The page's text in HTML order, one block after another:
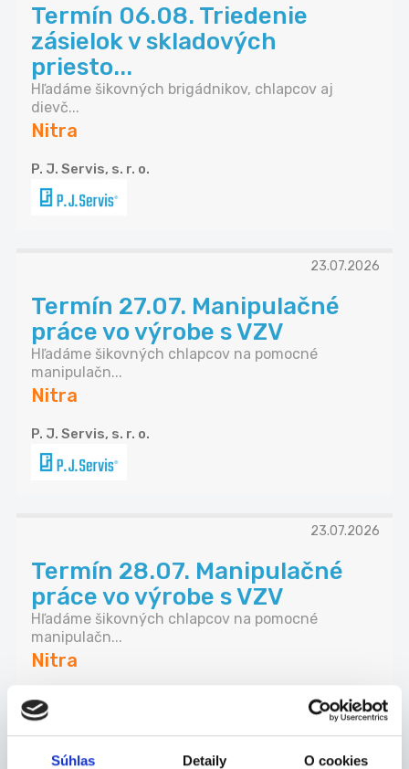
Súhlas Detaily O cookies
Termín 06.08. Triedenie
zásielok v skladových
priesto...
Hľadáme šikovných brigádnikov, chlapcov aj
dievč...
Nitra
P. J. Servis, s. r. o.
23.07.2026
Termín 27.07. Manipulačné
práce vo výrobe s VZV
Hľadáme šikovných chlapcov na pomocné
manipulačn...
Nitra
P. J. Servis, s. r. o.
23.07.2026
Termín 28.07. Manipulačné
práce vo výrobe s VZV
Hľadáme šikovných chlapcov na pomocné
manipulačn...
Nitra
P. J. Servis, s. r. o.